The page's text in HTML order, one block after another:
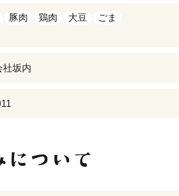
豚肉 鶏肉 大豆 ごま
社坂内